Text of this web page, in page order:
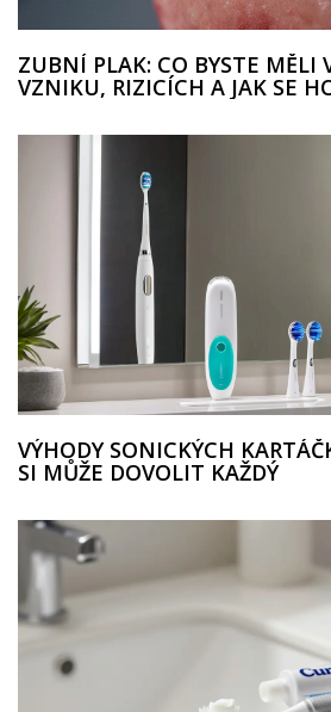
ZUBNÍ PLAK: CO BYSTE MĚLI
VZNIKU, RIZICÍCH A JAK SE
VÝHODY SONICKÝCH
SI MŮŽE DOVOLIT KAŽDÝ